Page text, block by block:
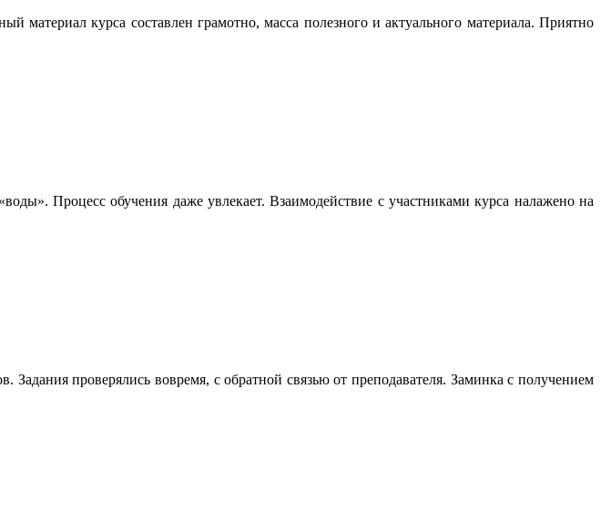
материал курса составлен грамотно, масса полезного и актуального материала. Приятно
Процесс обучения даже увлекает. Взаимодействие с участниками курса налажено на
проверялись вовремя, с обратной связью от преподавателя. Заминка с получением